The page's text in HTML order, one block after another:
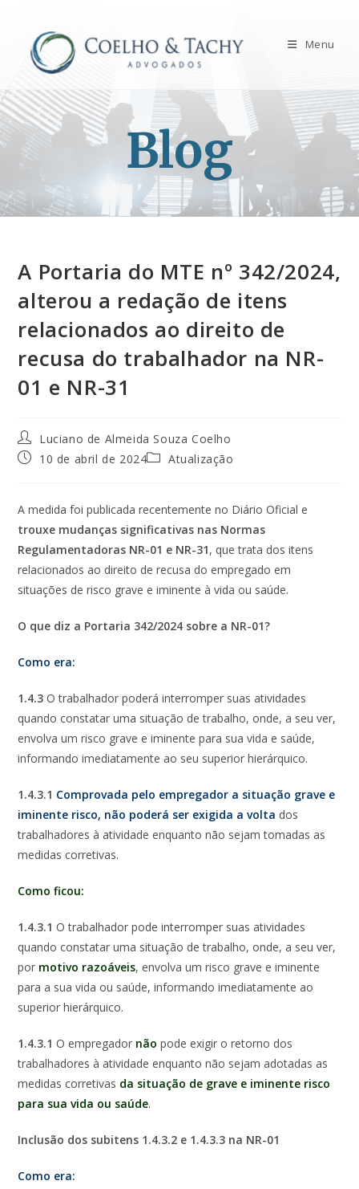
Menu
Blog
A Portaria do MTE nº 342/2024,
alterou a redação de itens
relacionados ao direito de
recusa do trabalhador na NR-
01 e NR-31
Luciano de Almeida Souza Coelho
10 de abril de 2024
Atualização
A medida foi publicada recentemente no Diário Oficial e
trouxe mudanças significativas nas Normas
Regulamentadoras NR-01 e NR-31, que trata dos itens
relacionados ao direito de recusa doempregado em
situações derisco grave eiminente à vida ou saúde.
O que diz a Portaria 342/2024 sobre a NR-01?
Como era:
1.4.3 O trabalhador poderá interromper suas atividades
quando constatar uma situação de trabalho, onde, a seu ver,
envolva um risco grave e iminente para sua vida e saúde,
informando imediatamente ao seu superior hierárquico.
1.4.3.1 Comprovada pelo empregador a situação grave e
iminente risco, não poderá ser exigida a volta dos
trabalhadores à atividade enquanto não sejam tomadas as
medidas corretivas.
Como ficou:
1.4.3.1 O trabalhador pode interromper suas atividades
quando constatar uma situação de trabalho, onde, a seu ver,
por motivo razoáveis, envolva um risco grave e iminente
para a sua vida ou saúde, informando imediatamente ao
superior hierárquico.
1.4.3.1 O empregador não pode exigir o retorno dos
trabalhadores à atividade enquanto não sejamadotadas as
medidas corretivas da situação de grave e iminente risco
para sua vida ou saúde.
Inclusão dos subitens 1.4.3.2 e 1.4.3.3 na NR-01
Como era: